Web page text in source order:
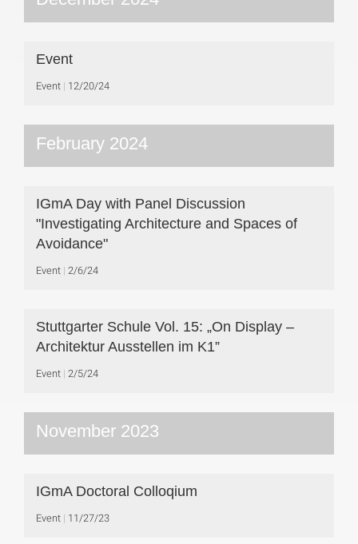
Event
Event 12/20/24
February 2024
IGmA Day with Panel Discussion
"Investigating Architecture and Spaces of
Avoidance"
Event 2/6/24
Stuttgarter Schule Vol. 15: „On Display –
Architektur Ausstellen im K1”
Event 2/5/24
November 2023
IGmA Doctoral Colloqium
Event 11/27/23